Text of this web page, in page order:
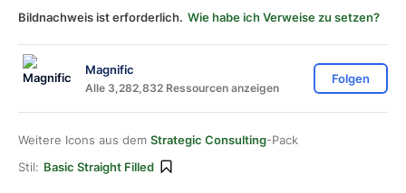
Bildnachweis ist erforderlich. Wie habe ich Verweise zu setzen?
Magnific
Alle 3,282,832 Ressourcen anzeigen
Folgen
Weitere Icons aus dem Strategic Consulting-Pack
Stil: Basic Straight Filled